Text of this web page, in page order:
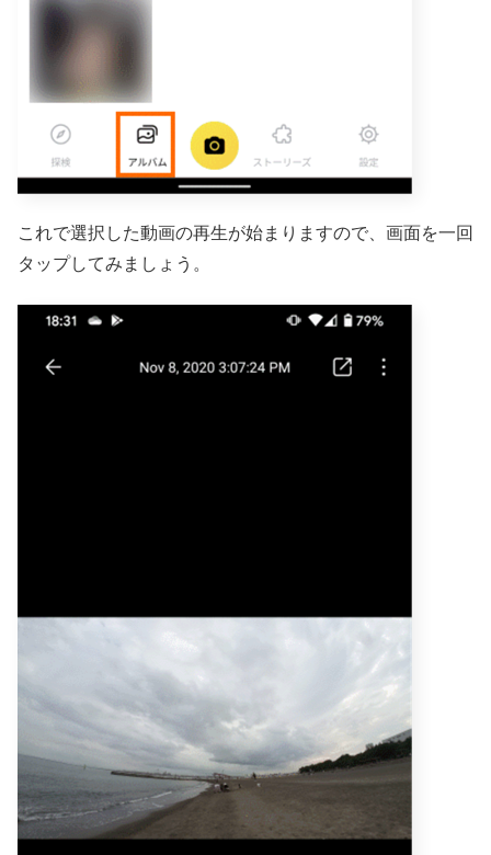
これで選択した動画の再生が始まりますので、画面を一回
タップしてみましょう。